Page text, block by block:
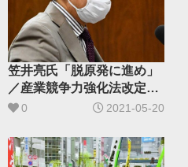
笠井亮氏「脱原発に進め」
／産業競争力強化法改定に
反対
0 2021-05-20